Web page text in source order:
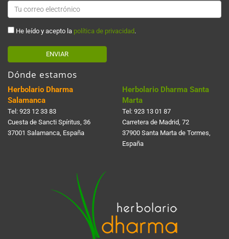
He leído y acepto la política de privacidad .
ENVIAR
Dónde estamos
Herbolario Dharma
Salamanca
Tel: 923 12 33 83
Cuesta de Sancti Spí­ritus, 36
37001 Salamanca, España
Herbolario Dharma Santa
Marta
Tel: 923 13 01 87
Carretera de Madrid, 72
37900 Santa Marta de Tormes,
España